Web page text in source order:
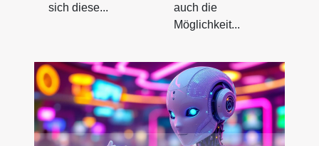
sich diese...
auch die
Möglichkeit...